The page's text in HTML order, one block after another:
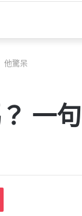
他驚呆
一